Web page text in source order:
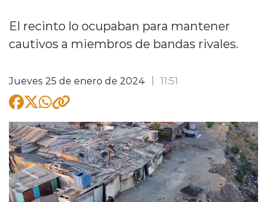
Entrevistas
modo claro
El recinto lo ocupaban para mantener
cautivos a miembros de bandas rivales.
Jueves 25 de enero de 2024 11:51